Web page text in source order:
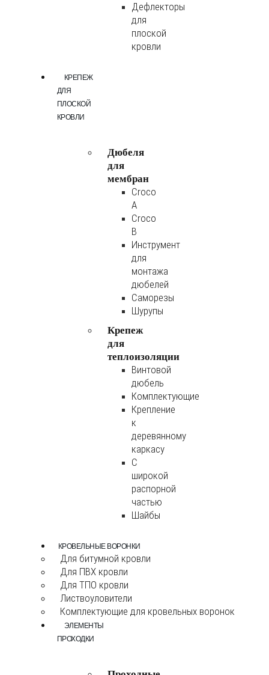
Дефлекторы
для
плоской
кровли
КРЕПЕЖ
ДЛЯ
ПЛОСКОЙ
КРОВЛИ
Дюбеля
для
мембран
Croco
A
Croco
B
Инструмент
для
монтажа
дюбелей
Саморезы
Шурупы
Крепеж
для
теплоизоляции
Винтовой
дюбель
Комплектующие
Крепление
к
деревянному
каркасу
С
широкой
распорной
частью
Шайбы
КРОВЕЛЬНЫЕ ВОРОНКИ
Для битумной кровли
Для ПВХ кровли
Для ТПО кровли
Листвоуловители
Комплектующие для кровельных воронок
ЭЛЕМЕНТЫ
ПРОХОДКИ